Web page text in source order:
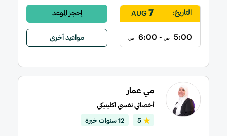
التاريخ:
7
AUG
5:00 ص - 6:00 ص
إحجز الموعد
مواعيد أخرى
مي عمار
أخصائي نفسي اكلينيكي
5 12 سنوات خبرة